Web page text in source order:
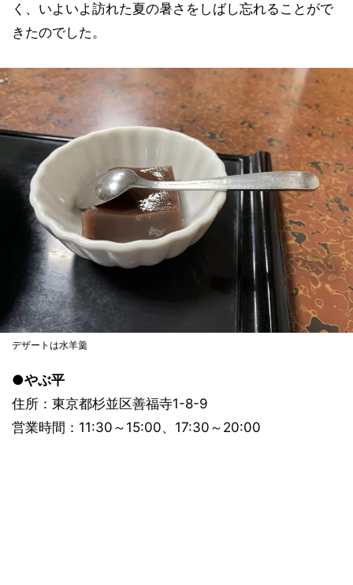
く、いよいよ訪れた夏の暑さをしばし忘れることがで
きたのでした。
デザートは水羊羹
●やぶ平
住所：東京都杉並区善福寺1-8-9
営業時間：11:30～15:00、17:30～20:00